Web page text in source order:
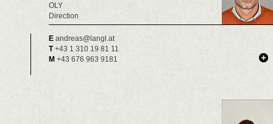
OLY
Direction
E andreas@langl.at
T+43 1 310 19 81 11
M +43 676 963 9181